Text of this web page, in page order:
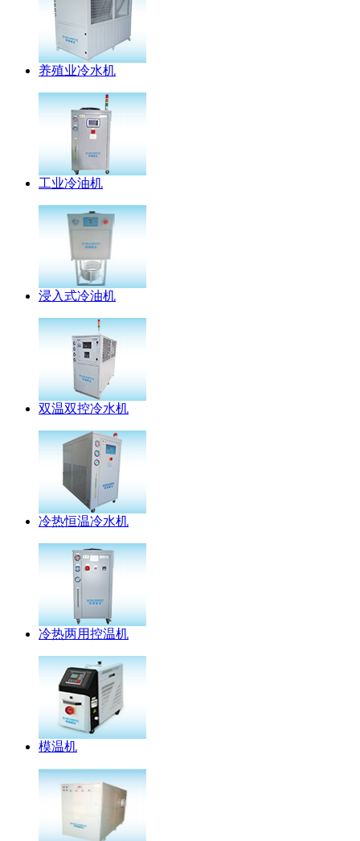
养殖业冷水机
工业冷油机
浸入式冷油机
双温双控冷水机
冷热恒温冷水机
冷热两用控温机
模温机